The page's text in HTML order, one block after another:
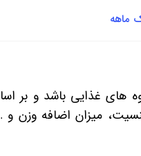
ماهه
های غذایی باشد و بر
میزان اضافه وزن و